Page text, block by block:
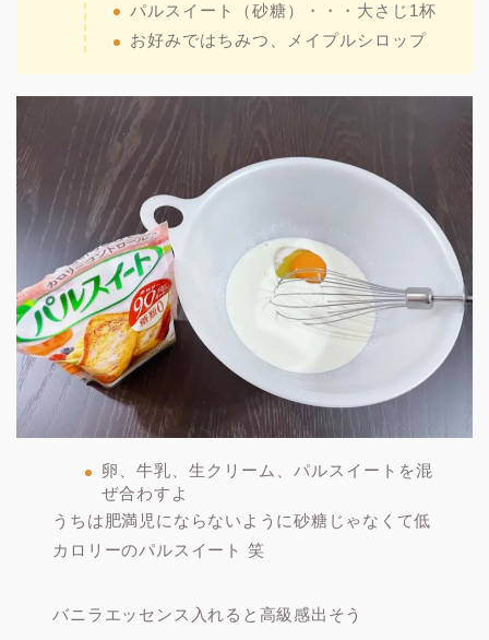
パルスイート（砂糖）・・・大さじ1杯
お好みではちみつ、メイプルシロップ
卵、牛乳、生クリーム、パルスイートを混
ぜ合わすよ
うちは肥満児にならないように砂糖じゃなくて低
カロリーのパルスイート 笑
バニラエッセンス入れると高級感出そう